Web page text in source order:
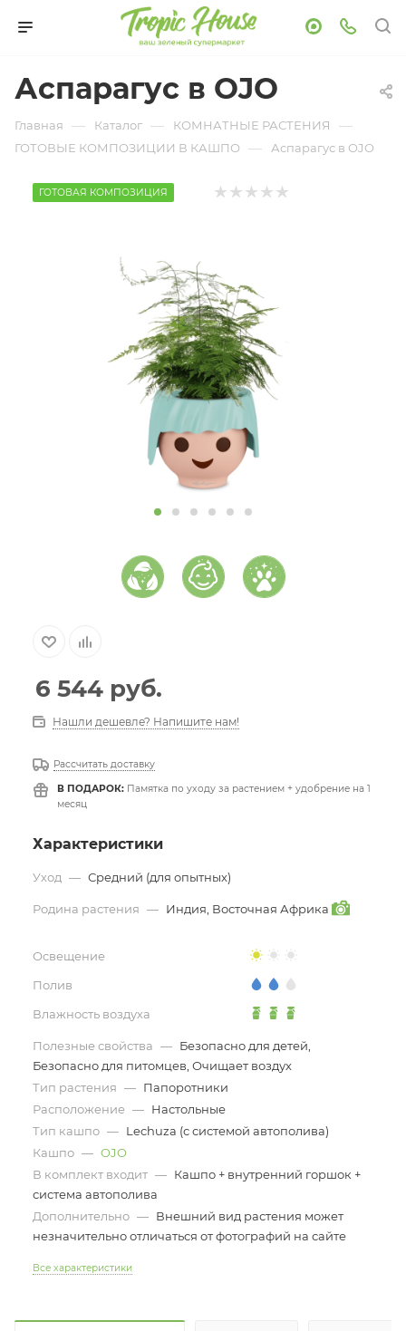
Аспарагус в OJO
Главная — Каталог — КОМНАТНЫЕ РАСТЕНИЯ —
ГОТОВЫЕ КОМПОЗИЦИИ В КАШПО — Аспарагус в OJO
ГОТОВАЯ КОМПОЗИЦИЯ
6 544 руб.
Нашли дешевле? Напишите нам!
Рассчитать доставку
В ПОДАРОК: Памятка по уходу за растением + удобрение на 1
месяц
Характеристики
Уход — Средний (для опытных)
Родина растения — Индия, Восточная Африка
Освещение
Полив
Влажность воздуха
Полезные свойства — Безопасно для детей,
Безопасно для питомцев, Очищает воздух
Тип растения — Папоротники
Расположение — Настольные
Тип кашпо — Lechuza (с системой автополива)
Кашпо — OJO
В комплект входит — Кашпо + внутренний горшок +
система автополива
Дополнительно — Внешний вид растения может
незначительно отличаться от фотографий на сайте
Все характеристики